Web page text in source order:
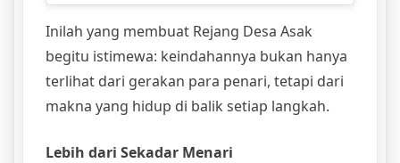
Inilah yang membuat Rejang Desa Asak
begitu istimewa: keindahannya bukan hanya
terlihat dari gerakan para penari, tetapi dari
makna yang hidup di balik setiap langkah.
Lebih dari Sekadar Menari